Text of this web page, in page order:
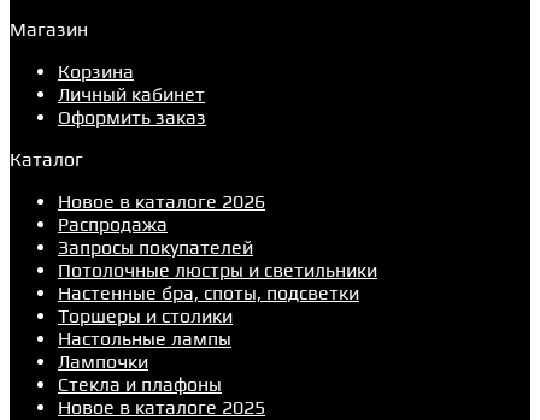
Магазин
Корзина
Личный кабинет
Оформить заказ
Каталог
Новое в каталоге 2026
Распродажа
Запросы покупателей
Потолочные люстры и светильники
Настенные бра, споты, подсветки
Торшеры и столики
Настольные лампы
Лампочки
Стекла и плафоны
Новое в каталоге 2025